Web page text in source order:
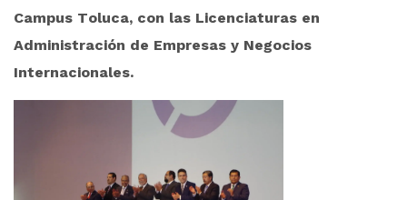
Campus Toluca, con las Licenciaturas en
Administración de Empresas y Negocios
Internacionales.